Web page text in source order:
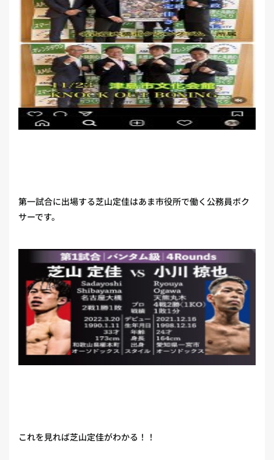
第一試合に出場する芝山定佳はあま市役所で働く公務員ボク
サーです。
これを見れば芝山定佳がわかる！！